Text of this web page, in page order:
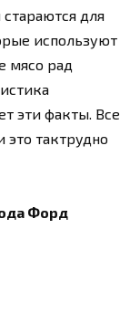
для
используют
мясо рад
эти факты. Все
тактрудно
Форд